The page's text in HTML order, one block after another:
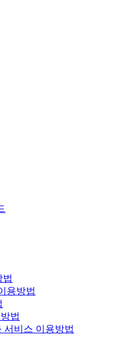
법
용방법
법
서비스 이용방법